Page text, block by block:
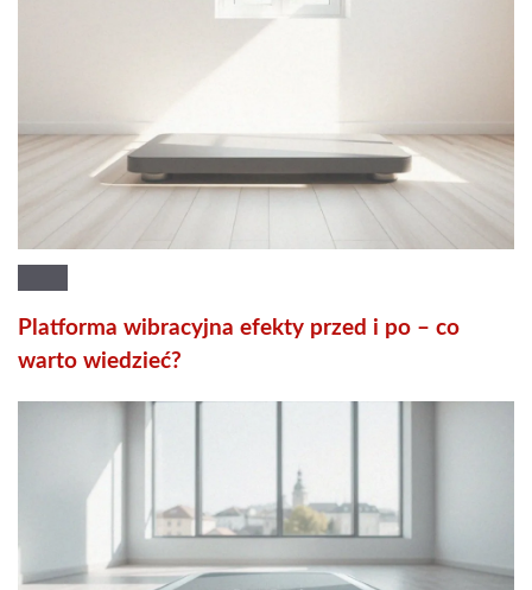
Platforma wibracyjna efekty przed i po – co
warto wiedzieć?